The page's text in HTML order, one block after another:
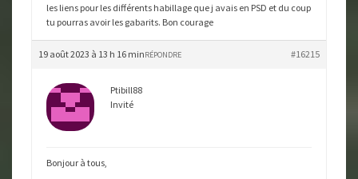
les liens pour les différents habillage que j avais en PSD et du coup
tu pourras avoir les gabarits. Bon courage
19 août 2023 à 13 h 16 min #16215
RÉPONDRE
Ptibill88
Invité
Bonjour à tous,